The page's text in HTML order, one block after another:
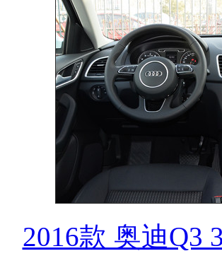
2016款 奥迪Q3